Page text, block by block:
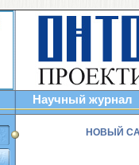
Научный журнал
НОВЫЙ